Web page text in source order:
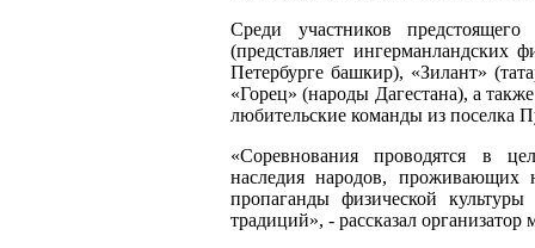
Среди участников
(представляет
Петербурге башкир), «Зилант»
«Горец» (народы Дагестана), а
любительские команды из поселка
«Соревнования проводятся в
наследия народов, проживающих
пропаганды физической
традиций», - рассказал